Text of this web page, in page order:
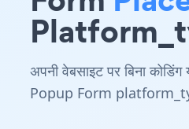
अपनी वेबसाइट पर बिना
Popup Form